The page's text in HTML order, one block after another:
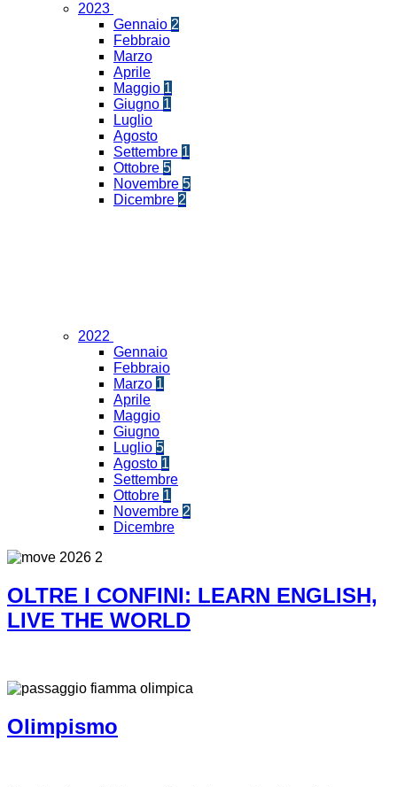
2023
Gennaio 2
Febbraio
Marzo
Aprile
Maggio 1
Giugno 1
Luglio
Agosto
Settembre 1
Ottobre 5
Novembre 5
Dicembre 2
2022
Gennaio
Febbraio
Marzo 1
Aprile
Maggio
Giugno
Luglio 5
Agosto 1
Settembre
Ottobre 1
Novembre 2
Dicembre
OLTRE I CONFINI: LEARN ENGLISH,
LIVE THE WORLD
Olimpismo